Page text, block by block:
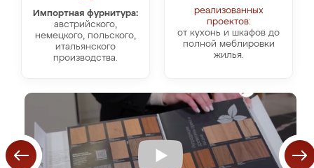
Импортная фурнитура:
австрийского,
немецкого, польского,
итальянского
производства.
реализованных
проектов:
от кухонь и шкафов до
полной меблировки
жилья.